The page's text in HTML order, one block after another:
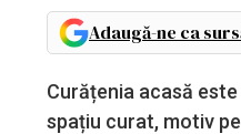
Adaugă-ne ca
Curățenia acasă
spațiu curat, motiv